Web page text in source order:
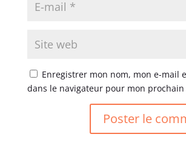
Enregistrer mon nom, mon e-mail
dans le navigateur pour mon